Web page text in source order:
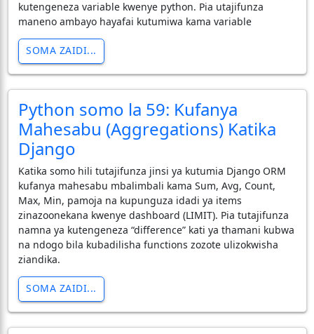
kutengeneza variable kwenye python. Pia utajifunza
maneno ambayo hayafai kutumiwa kama variable
SOMA ZAIDI...
Python somo la 59: Kufanya
Mahesabu (Aggregations) Katika
Django
Katika somo hili tutajifunza jinsi ya kutumia Django ORM
kufanya mahesabu mbalimbali kama Sum, Avg, Count,
Max, Min, pamoja na kupunguza idadi ya items
zinazoonekana kwenye dashboard (LIMIT). Pia tutajifunza
namna ya kutengeneza “difference” kati ya thamani kubwa
na ndogo bila kubadilisha functions zozote ulizokwisha
ziandika.
SOMA ZAIDI...